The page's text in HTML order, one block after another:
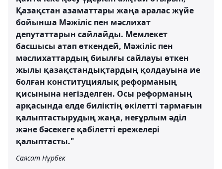
Қазақстан азаматтары жаңа аралас жүйе
бойынша Мәжіліс пен мәслихат
депутаттарын сайлайды. Мемлекет
басшысы атап өткендей, Мәжіліс пен
мәслихаттардың биылғы сайлауы өткен
жылы қазақстандықтардың қолдауына ие
болған конституциялық реформаның
қисынына негізделген. Осы реформаның
арқасында елде биліктің өкілетті тармағын
қалыптастырудың жаңа, неғұрлым әділ
және бәсекеге қабілетті ережелері
қалыптасты."
Саясат Нұрбек